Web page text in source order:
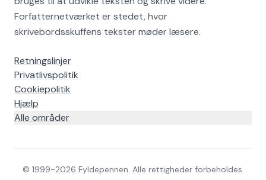
Forfatternetværket er stedet, hvor
skrivebordsskuffens tekster møder læsere.
Retningslinjer
Privatlivspolitik
Cookiepolitik
Hjælp
Alle områder
© 1999-2026 Fyldepennen. Alle rettigheder forbeholdes.